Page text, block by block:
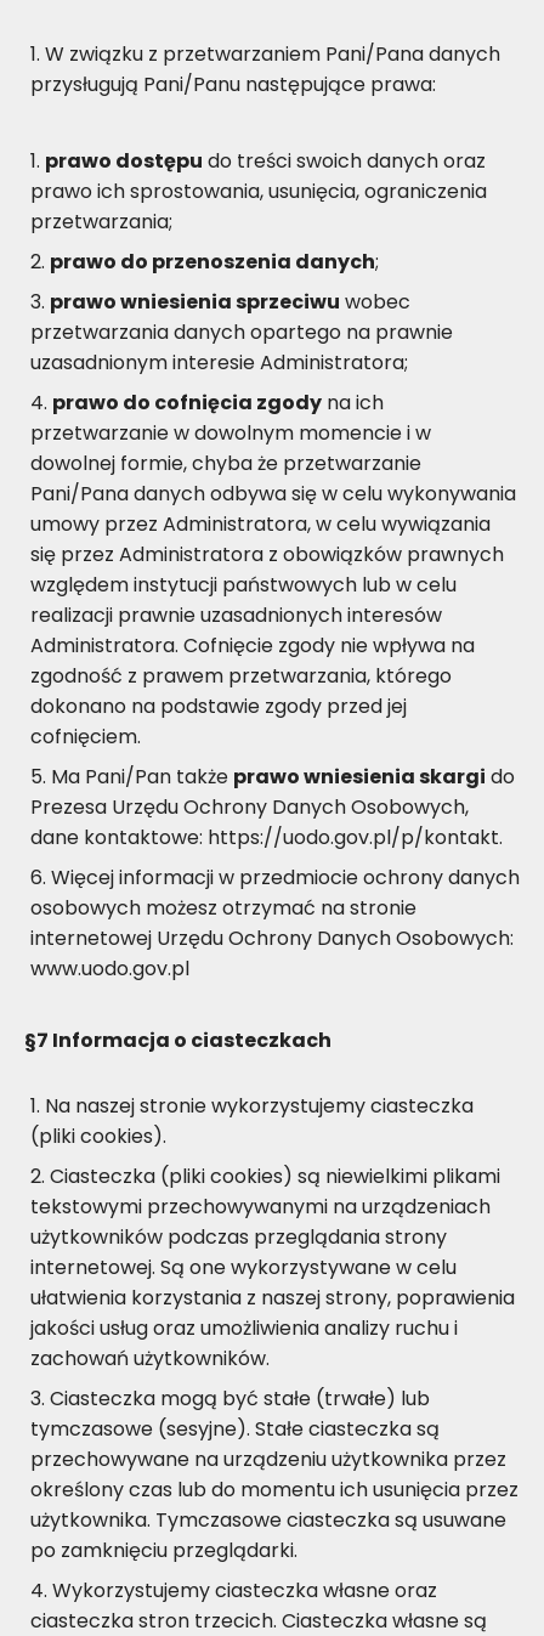
W związku z przetwarzaniem Pani/Pana danych
przysługują Pani/Panu następujące prawa:
prawo dostępu do treści swoich danych oraz
prawo ich sprostowania, usunięcia, ograniczenia
przetwarzania;
prawo do przenoszenia danych;
prawo wniesienia sprzeciwu wobec
przetwarzania danych opartego na prawnie
uzasadnionym interesie Administratora;
prawo do cofnięcia zgody na ich
przetwarzanie w dowolnym momencie i w
dowolnej formie, chyba że przetwarzanie
Pani/Pana danych odbywa się w celu wykonywania
umowy przez Administratora, w celu wywiązania
się przez Administratora z obowiązków prawnych
względem instytucji państwowych lub w celu
realizacji prawnie uzasadnionych interesów
Administratora. Cofnięcie zgody nie wpływa na
zgodność z prawem przetwarzania, którego
dokonano na podstawie zgody przed jej
cofnięciem.
Ma Pani/Pan także prawo wniesienia skargi do
Prezesa Urzędu Ochrony Danych Osobowych,
dane kontaktowe: https://uodo.gov.pl/p/kontakt.
Więcej informacji w przedmiocie ochrony danych
osobowych możesz otrzymać na stronie
internetowej Urzędu Ochrony Danych Osobowych:
www.uodo.gov.pl
§7 Informacja o ciasteczkach
Na naszej stronie wykorzystujemy ciasteczka
(pliki cookies).
Ciasteczka (pliki cookies) są niewielkimi plikami
tekstowymi przechowywanymi na urządzeniach
użytkowników podczas przeglądania strony
internetowej. Są one wykorzystywane w celu
ułatwienia korzystania z naszej strony, poprawienia
jakości usług oraz umożliwienia analizy ruchu i
zachowań użytkowników.
Ciasteczka mogą być stałe (trwałe) lub
tymczasowe (sesyjne). Stałe ciasteczka są
przechowywane na urządzeniu użytkownika przez
określony czas lub do momentu ich usunięcia przez
użytkownika. Tymczasowe ciasteczka są usuwane
po zamknięciu przeglądarki.
Wykorzystujemy ciasteczka własne oraz
ciasteczka stron trzecich. Ciasteczka własne są